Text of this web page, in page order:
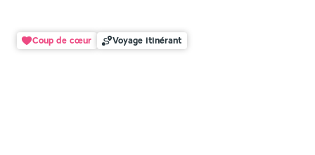
Coup de cœur Voyage itinérant